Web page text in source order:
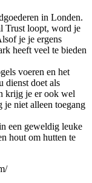
in Londen.
Trust loopt, word je
je je ergens
heeft veel te bieden
voeren en het
dienst doet als
krijg je er ook wel
niet alleen toegang
een geweldig leuke
hout om hutten te